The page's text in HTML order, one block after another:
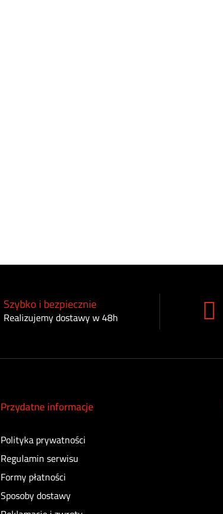
Szybko i bezpiecznie
Realizujemy dostawy w 48h
Przydatne informacje
Polityka prywatności
Regulamin serwisu
Formy płatności
Sposoby dostawy